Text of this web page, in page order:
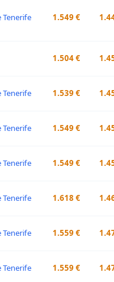
Tenerife 1.549 €
1.504 €
Tenerife 1.539 €
Tenerife 1.549 €
Tenerife 1.549 €
Tenerife 1.618 €
Tenerife 1.559 €
Tenerife 1.559 €